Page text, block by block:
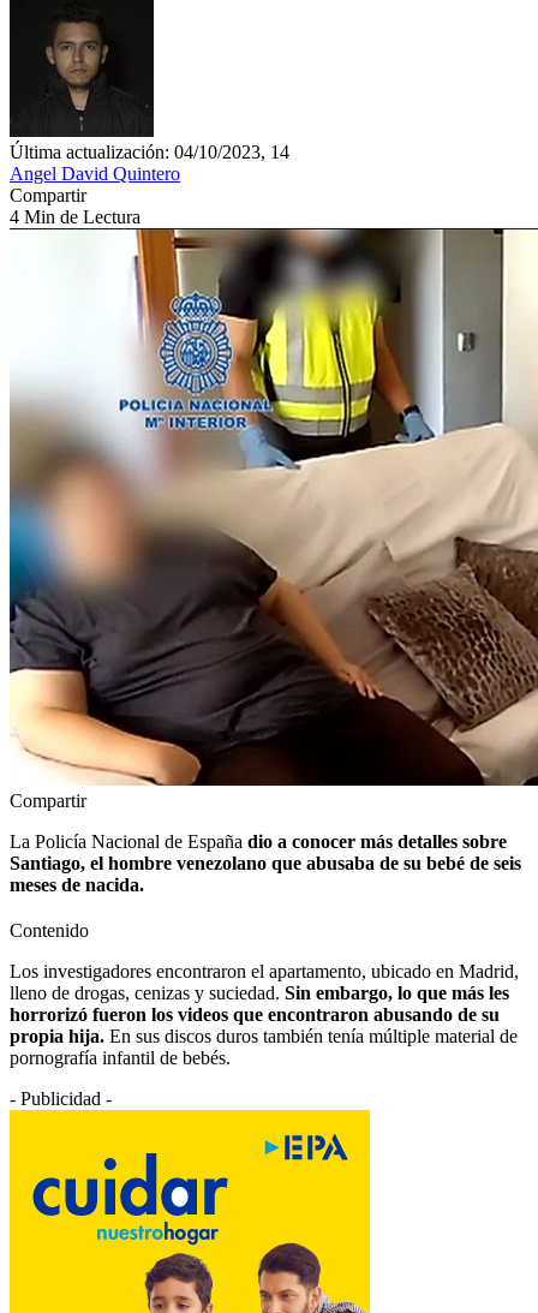
Última actualización: 04/10/2023, 14
Angel David Quintero
Compartir
4 Min de Lectura
Compartir
La Policía Nacional de España dio a conocer más detalles sobre
Santiago, el hombre venezolano que abusaba de su bebé de seis
meses de nacida.
Contenido
Los investigadores encontraron el apartamento, ubicado en Madrid,
lleno de drogas, cenizas y suciedad. Sin embargo, lo que más les
horrorizó fueron los videos que encontraron abusando de su
propia hija. En sus discos duros también tenía múltiple material de
pornografía infantil de bebés.
- Publicidad -